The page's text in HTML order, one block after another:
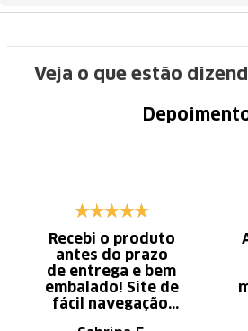
Veja o que estão
Recebi o produto
antes do prazo
de entrega e bem
embalado! Site de
fácil navegação.